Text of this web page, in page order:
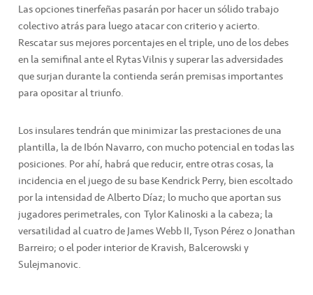
Las opciones tinerfeñas pasarán por hacer un sólido trabajo
colectivo atrás para luego atacar con criterio y acierto.
Rescatar sus mejores porcentajes en el triple, uno de los debes
en la semifinal ante el Rytas Vilnis y superar las adversidades
que surjan durante la contienda serán premisas importantes
para opositar al triunfo.
Los insulares tendrán que minimizar las prestaciones de una
plantilla, la de Ibón Navarro, con mucho potencial en todas las
posiciones. Por ahí, habrá que reducir, entre otras cosas, la
incidencia en el juego de su base Kendrick Perry, bien escoltado
por la intensidad de Alberto Díaz; lo mucho que aportan sus
jugadores perimetrales, con Tylor Kalinoski a la cabeza; la
versatilidad al cuatro de James Webb II, Tyson Pérez o Jonathan
Barreiro; o el poder interior de Kravish, Balcerowski y
Sulejmanovic.